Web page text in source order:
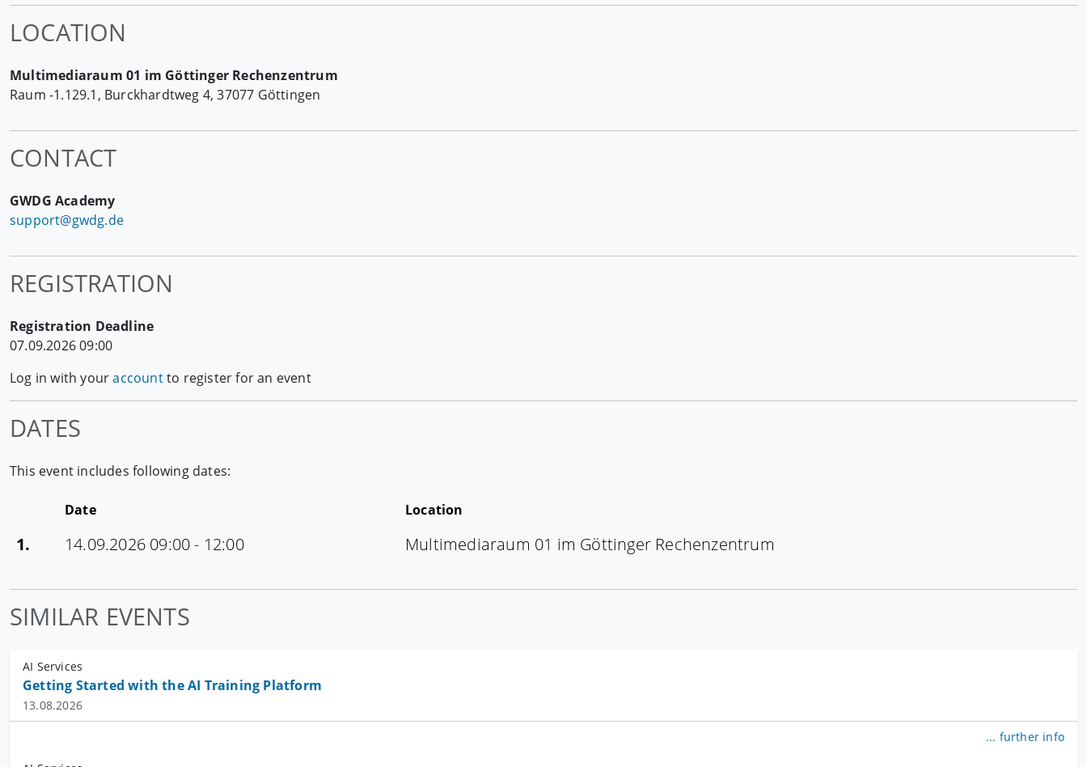
LOCATION
Multimediaraum 01 im Göttinger Rechenzentrum
Raum -1.129.1, Burckhardtweg 4, 37077 Göttingen
CONTACT
GWDG Academy
support@gwdg.de
REGISTRATION
Registration Deadline
07.09.2026 09:00
Log in with youraccountto register for an event
DATES
This event includes following dates:
Date Location
1. 14.09.2026 09:00 - 12:00 Multimediaraum 01 im Göttinger Rechenzentrum
SIMILAR EVENTS
AI Services
Getting Started with the AI Training Platform
13.08.2026
... further info